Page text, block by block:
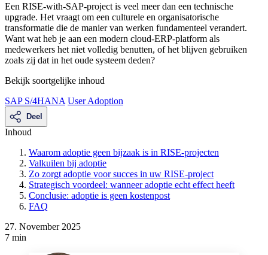
Een RISE-with-SAP-project is veel meer dan een technische
upgrade. Het vraagt om een culturele en organisatorische
transformatie die de manier van werken fundamenteel verandert.
Want wat heb je aan een modern cloud-ERP-platform als
medewerkers het niet volledig benutten, of het blijven gebruiken
zoals zij dat in het oude systeem deden?
Bekijk soortgelijke inhoud
SAP S/4HANA User Adoption
Deel
Inhoud
Waarom adoptie geen bijzaak is in RISE-projecten
Valkuilen bij adoptie
Zo zorgt adoptie voor succes in uw RISE-project
Strategisch voordeel: wanneer adoptie echt effect heeft
Conclusie: adoptie is geen kostenpost
FAQ
27. November 2025
7 min